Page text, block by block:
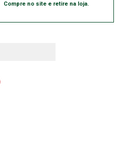
Compre no site e retire na loja.